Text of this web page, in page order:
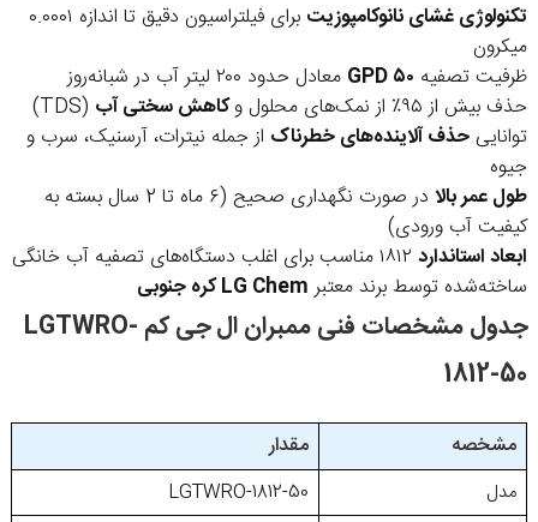
تکنولوژی غشای نانوکامپوزیت
برای فیلتراسیون دقیق تا اندازه ۰.۰۰۰۱
میکرون
ظرفیت تصفیه ۵۰ GPD
معادل حدود ۲۰۰ لیتر آب در شبانه‌روز
حذف بیش از ۹۵٪ از نمک‌های محلول و
کاهش سختی آب (TDS)
توانایی حذف آلاینده‌های خطرناک از جمله نیترات، آرسنیک، سرب و
جیوه
طول عمر بالا
در صورت نگهداری صحیح (۶ ماه تا 2 سال بسته به
کیفیت آب ورودی)
ابعاد استاندارد۱۸۱۲ مناسب برای اغلب دستگاه‌های تصفیه آب خانگی
ساخته‌شده توسط برند معتبرLG Chem کره جنوبی
جدول مشخصات فنی ممبران ال جی کم LGTWRO-
1812-50
مشخصه مقدار
مدل
LGTWRO-1812-50